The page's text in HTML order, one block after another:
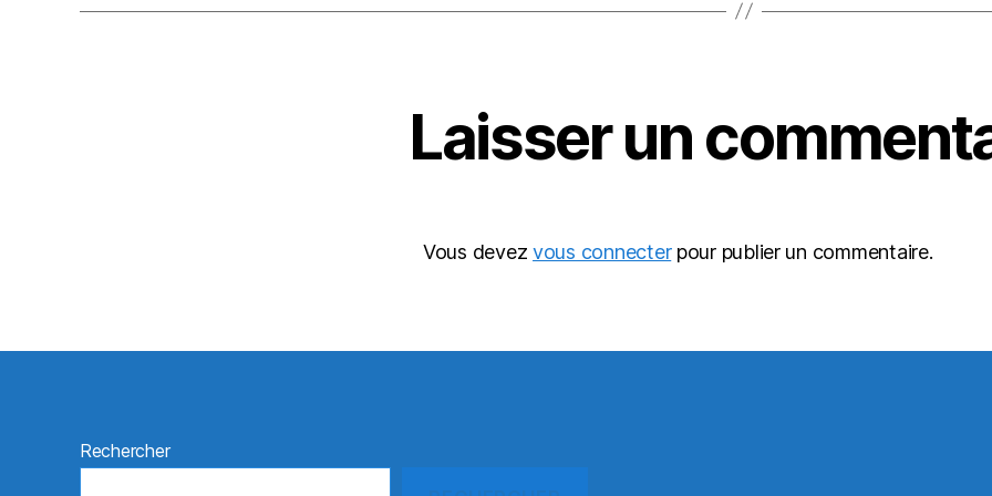
Laisser un
Vous devezvous connecterpour publier un commentaire.
Rechercher